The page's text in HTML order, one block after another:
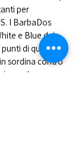
per
I BarbaDos
e Blue dei
punti di questo
sordina contro
I